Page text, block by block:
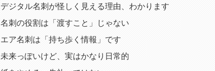
デジタル名刺が怪しく見える理由、わかります
名刺の役割は「渡すこと」じゃない
エア名刺は「持ち歩く情報」です
未来っぽいけど、実はかなり日常的